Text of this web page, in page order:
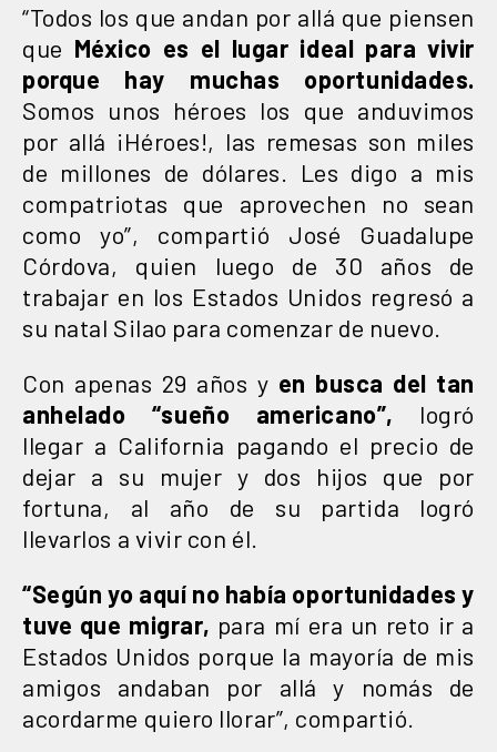
“Todos los que andan por allá que piensen
que México es el lugar ideal para vivir
porque hay muchas oportunidades.
Somos unos héroes los que anduvimos
por allá ¡Héroes!, las remesas son miles
de millones de dólares. Les digo a mis
compatriotas que aprovechen no sean
como yo”, compartió José Guadalupe
Córdova, quien luego de 30 años de
trabajar en los Estados Unidos regresó a
su natal Silao para comenzar de nuevo.
Con apenas 29 años y en busca del tan
anhelado “sueño americano”, logró
llegar a California pagando el precio de
dejar a su mujer y dos hijos que por
fortuna, al año de su partida logró
llevarlos a vivir con él.
“Según yo aquí no había oportunidades y
tuve que migrar, para mí era un reto ir a
Estados Unidos porque la mayoría de mis
amigos andaban por allá y nomás de
acordarme quiero llorar”, compartió.